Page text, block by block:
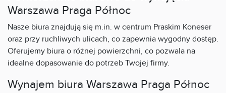
Warszawa Praga Północ
Nasze biura znajdują się m.in. w centrum Praskim Koneser
oraz przy ruchliwych ulicach, co zapewnia wygodny dostęp.
Oferujemy biura o różnej powierzchni, co pozwala na
idealne dopasowanie do potrzeb Twojej firmy.
Wynajem biura Warszawa Praga Północ